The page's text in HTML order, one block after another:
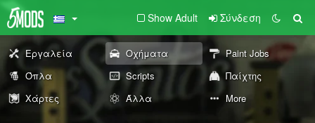
Show Adult Σύνδεση
Εργαλεία Οχήματα
Paint Jobs
Όπλα
Scripts
Παίχτης
Χάρτες
Άλλα More